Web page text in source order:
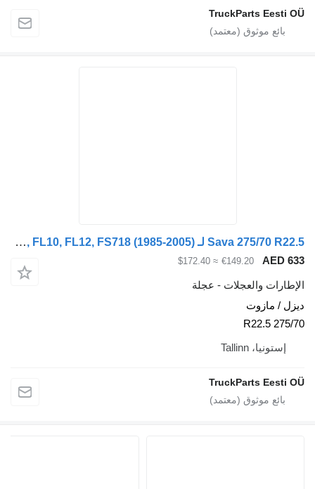
TruckParts
Sava 275/70 R22.5 لـ Volvo FL, FL6, FL7, FL10, FL12, FS718 (1985-2005)
€149.20
≈ $172.40
والعجلات - عجلة
TruckParts